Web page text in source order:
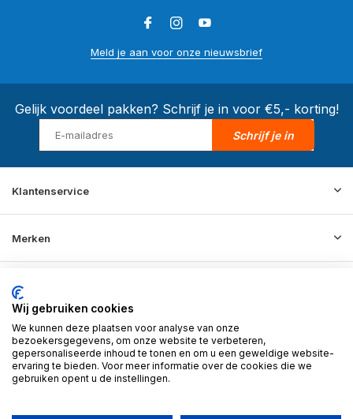
Meld je aan voor onze nieuwsbrief
Gelijk voordeel pakken? Schrijf je in voor €5,- korting!
Schrijf je in
Klantenservice
Merken
Informatie
Contact
© 2026 BD Store - Theme By
Wij gebruiken cookies
We kunnen deze plaatsen voor analyse van onze
bezoekersgegevens, om onze website te verbeteren,
gepersonaliseerde inhoud te tonen en om u een geweldige website-
ervaring te bieden. Voor meer informatie over de cookies die we
gebruiken opent u de instellingen.